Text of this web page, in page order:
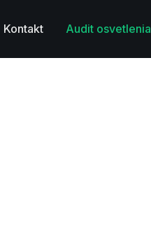
Kontakt Audit osvetlenia